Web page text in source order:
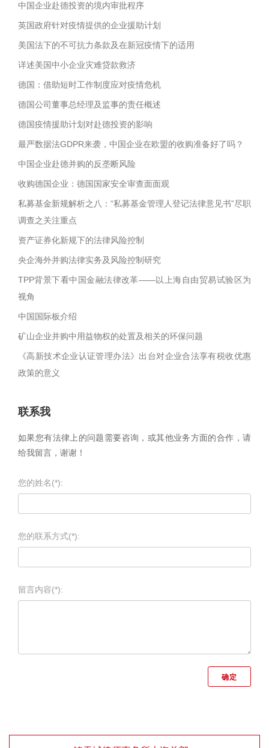
中国企业赴德投资的境内审批程序
英国政府针对疫情提供的企业援助计划
美国法下的不可抗力条款及在新冠疫情下的适用
详述美国中小企业灾难贷款救济
德国：借助短时工作制度应对疫情危机
德国公司董事总经理及监事的责任概述
德国疫情援助计划对赴德投资的影响
最严数据法GDPR来袭，中国企业在欧盟的收购准备好了吗？
中国企业赴德并购的反垄断风险
收购德国企业：德国国家安全审查面面观
私募基金新规解析之八：“私募基金管理人登记法律意见书”尽职
调查之关注重点
资产证券化新规下的法律风险控制
央企海外并购法律实务及风险控制研究
TPP背景下看中国金融法律改革——以上海自由贸易试验区为
视角
中国国际板介绍
矿山企业并购中用益物权的处置及相关的环保问题
《高新技术企业认证管理办法》出台对企业合法享有税收优惠
政策的意义
联系我
如果您有法律上的问题需要咨询，或其他业务方面的合作，请
给我留言，谢谢！
您的姓名(*):
您的联系方式(*):
留言内容(*):